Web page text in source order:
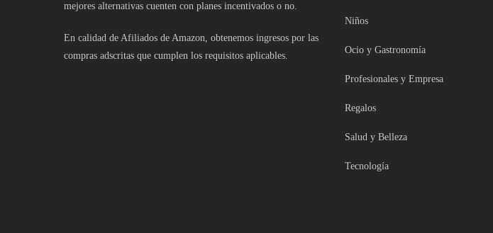
mejores alternativas cuenten con planes incentivados o no.
En calidad de Afiliados de Amazon, obtenemos ingresos por las
compras adscritas que cumplen los requisitos aplicables.
Niños
Ocio y Gastronomía
Profesionales y Empresa
Regalos
Salud y Belleza
Tecnología